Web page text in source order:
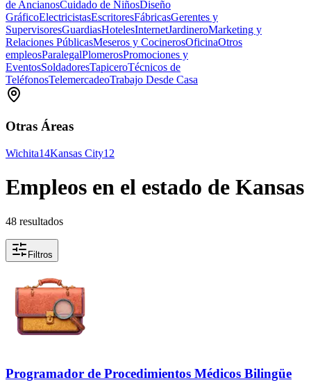
de AncianosCuidado de NiñosDiseño
GráficoElectricistasEscritoresFábricasGerentes y
SupervisoresGuardiasHotelesInternetJardineroMarketing y
Relaciones PúblicasMeseros y CocinerosOficinaOtros
empleosParalegalPlomerosPromociones y
EventosSoldadoresTapiceroTécnicos de
TeléfonosTelemercadeoTrabajo Desde Casa
Otras Áreas
Wichita14Kansas City12
Empleos en el estado de Kansas
48 resultados
Filtros
Programador de Procedimientos Médicos Bilingüe